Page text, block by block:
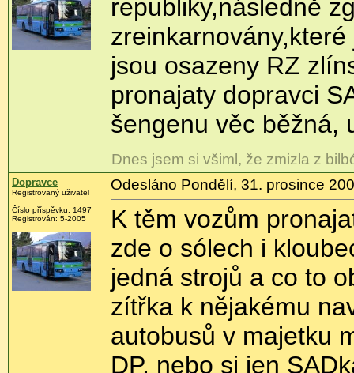
republiky,následně
jsou osazeny RZ
pronajaty dopravci
šengenu věc běžná,
Dnes jsem si všiml, že zmizla z
Dopravce
Registrovaný uživatel
Číslo příspěvku: 1497
Registrován: 5-2005
Odesláno Pondělí, 31. prosince
K těm vozům
zde o sólech i
jedná strojů a co to
zítřka k nějakému
autobusů v majetku
DP, nebo si jen